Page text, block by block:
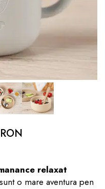
relaxat
o mare aventura pen